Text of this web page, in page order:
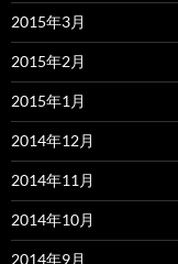
2015年3月
2015年2月
2015年1月
2014年12月
2014年11月
2014年10月
2014年9月